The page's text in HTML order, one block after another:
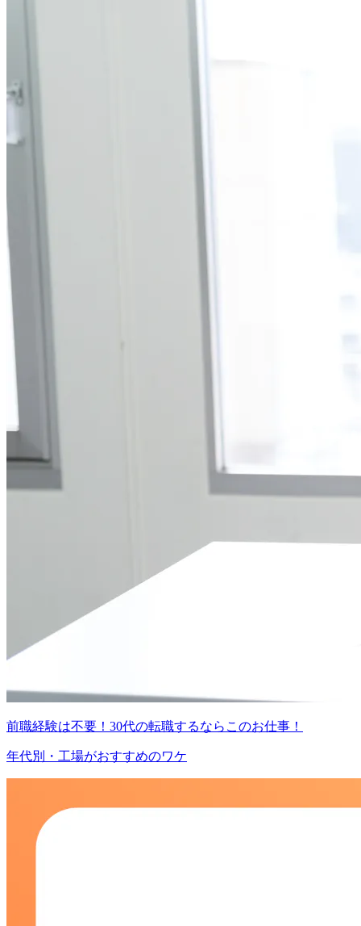
前職経験は不要！30代の転職するならこのお仕事！
年代別・工場がおすすめのワケ